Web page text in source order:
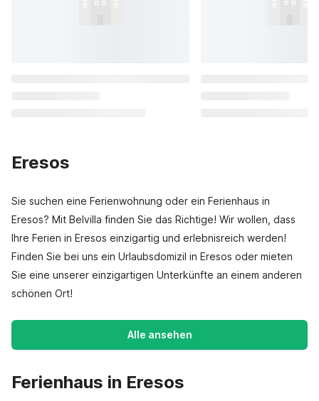
Eresos
Sie suchen eine Ferienwohnung oder ein Ferienhaus in
Eresos? Mit Belvilla finden Sie das Richtige! Wir wollen, dass
Ihre Ferien in Eresos einzigartig und erlebnisreich werden!
Finden Sie bei uns ein Urlaubsdomizil in Eresos oder mieten
Sie eine unserer einzigartigen Unterkünfte an einem anderen
schönen Ort!
Alle ansehen
Ferienhaus in Eresos